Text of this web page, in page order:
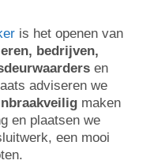
is het openen van
bedrijven,
en
adviseren we
maken
en plaatsen we
een mooi